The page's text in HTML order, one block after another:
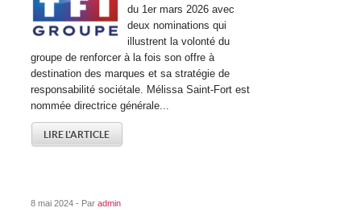
du 1er mars 2026 avec
deux nominations qui
illustrent la volonté du
groupe de renforcer à la fois son offre à
destination des marques et sa stratégie de
responsabilité sociétale. Mélissa Saint-Fort est
nommée directrice générale...
LIRE L'ARTICLE
8 mai 2024 - Paradmin